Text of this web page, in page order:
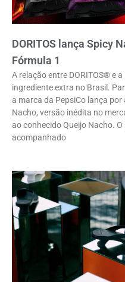
DORITOS lança Spicy
Fórmula 1
A relação entre DORITOS® e
ingrediente extra no Brasil.
a marca da PepsiCo lança por
Nacho, versão inédita no
ao conhecido Queijo Nacho.
acompanhado